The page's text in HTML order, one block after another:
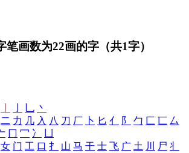
笔画数为22画的字 （共1字）
乚 丶
二 力 几 入 八 刀 厂 卜 匕 亻 阝 勹 匚 匸 厶
冂 冖 冫
女 门 工 口 扌 山 马 干 士 飞 广 土 川 尸 丬